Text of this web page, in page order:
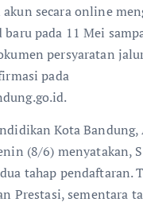
secara online
pada 11 Mei
persyaratan
pada
Kota Bandung,
(8/6) menyatakan,
tahap pendaftaran.
Prestasi, sementara